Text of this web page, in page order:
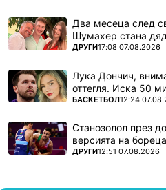
Два месеца след
Шумахер стана
ПОВЕЧЕ ОТ
ДРУГИ17:08 07.08.2026
Лука Дончич,
оттегля. Иска 50
ПОВЕЧЕ ОТ
БАСКЕТБОЛ12:24
Станозолол през
версията на
ПОВЕЧЕ ОТ
ДРУГИ12:51 07.08.2026